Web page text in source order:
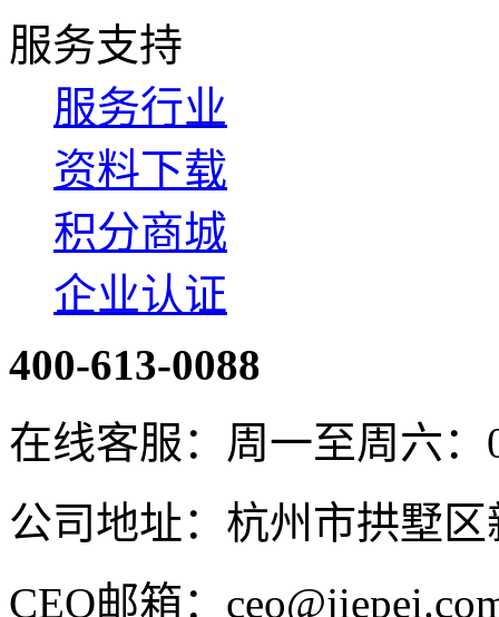
服务支持
服务行业
资料下载
积分商城
企业认证
400-613-0088
在线客服：周一至周六：
公司地址：杭州市拱墅
CEO邮箱：